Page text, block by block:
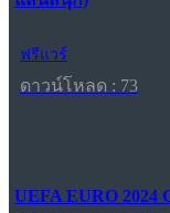
ฟรีแวร์
ดาวน์โหลด : 73
UEFA EURO 2024